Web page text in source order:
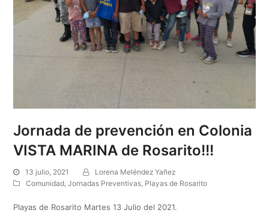
Jornada de prevención en Colonia
VISTA MARINA de Rosarito!!!
13 julio, 2021
Lorena Meléndez Yañez
Comunidad ,Jornadas Preventivas Playas de Rosarito
Playas de Rosarito Martes 13 Julio del 2021.